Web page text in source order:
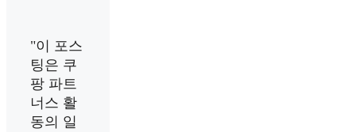
"이 포스
팅은 쿠
팡 파트
너스 활
동의 일